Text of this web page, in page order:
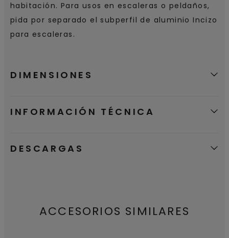
habitación. Para usos en escaleras o peldaños,
pida por separado el subperfil de aluminio Incizo
para escaleras.
DIMENSIONES
INFORMACIÓN TÉCNICA
DESCARGAS
ACCESORIOS SIMILARES